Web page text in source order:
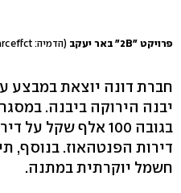
פרויקט "2B" באר יעקב (הדמיה: arceffct)
חברת דונה יוצאת במבצע
יבנה הירוקה ביבנה.
בגובה 100 אלף שקל
דירות הפנטהאוז. בנוסף,
חשמל יוקרתית במתנה.